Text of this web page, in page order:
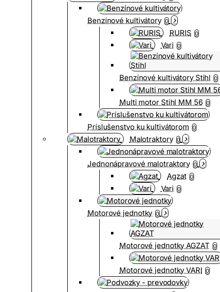
Benzínové kultivátory 0
RURIS 0
Vari 0
Benzínové kultivátory Stihl 0
Multi motor Stihl MM 56 0
Príslušenstvo ku kultivátorom 0
Malotraktory 0
Jednonápravové malotraktory 0
Agzat 0
Vari 0
Motorové jednotky 0
Motorové jednotky AGZAT 0
Motorové jednotky VARI 0